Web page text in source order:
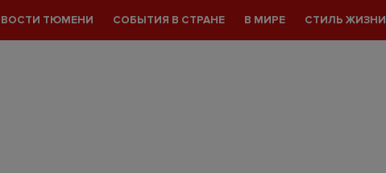
ТЮМЕНИ СОБЫТИЯ В СТРАНЕ В МИРЕ СТИЛЬ ЖИЗНИ